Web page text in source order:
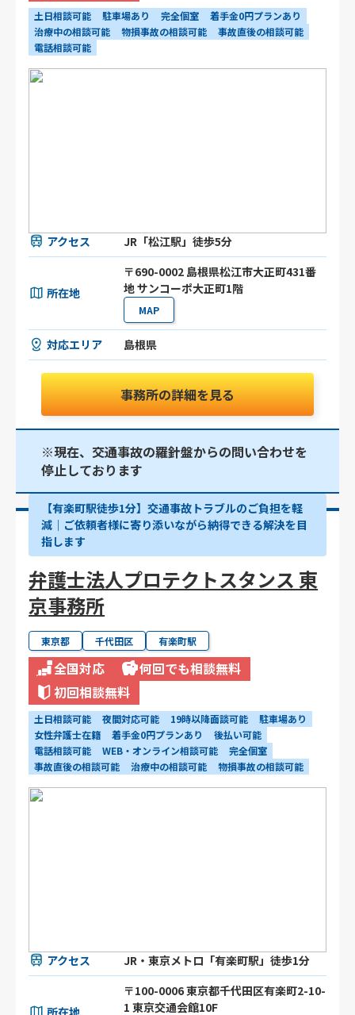
土日相談可能 駐車場あり 完全個室
着手金0円プランあり
治療中の相談可能
物損事故の相談可能
事故直後の相談可能
電話相談可能
アクセス JR「松江駅」徒歩5分
所在地
〒690-0002 島根県松江市大正町431番
地 サンコーポ大正町1階
MAP
対応エリア 島根県
事務所の詳細を見る
※現在、交通事故の羅針盤からの問い合わせを
停止しております
【有楽町駅徒歩1分】交通事故トラブルのご負担を軽
減｜ご依頼者様に寄り添いながら納得できる解決を目
指します
弁護士法人プロテクトスタンス 東
京事務所
東京都 千代田区 有楽町駅
全国対応
何回でも相談無料
初回相談無料
土日相談可能 夜間対応可能 19時以降面談可能
駐車場あり
女性弁護士在籍
着手金0円プランあり
後払い可能
電話相談可能
WEB・オンライン相談可能
完全個室
事故直後の相談可能
治療中の相談可能 物損事故の相談可能
アクセス JR・東京メトロ「有楽町駅」徒歩1分
〒100-0006 東京都千代田区有楽町2-10-
1 東京交通会館10F